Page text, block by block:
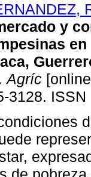
y
Agríc
3128.